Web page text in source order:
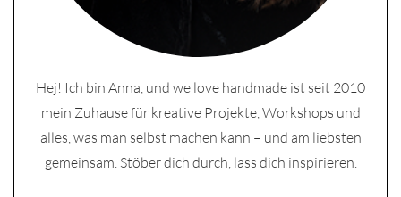
Hej! Ich bin Anna, und we love handmade ist seit 2010
mein Zuhause für kreative Projekte, Workshops und
alles, was man selbst machen kann – und am liebsten
gemeinsam. Stöber dich durch, lass dich inspirieren.